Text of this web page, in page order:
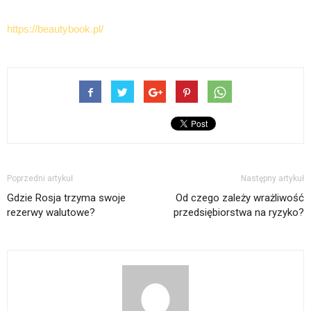
https://beautybook.pl/
Poprzedni artykuł
Gdzie Rosja trzyma swoje
rezerwy walutowe?
Następny artykuł
Od czego zależy wrażliwość
przedsiębiorstwa na ryzyko?